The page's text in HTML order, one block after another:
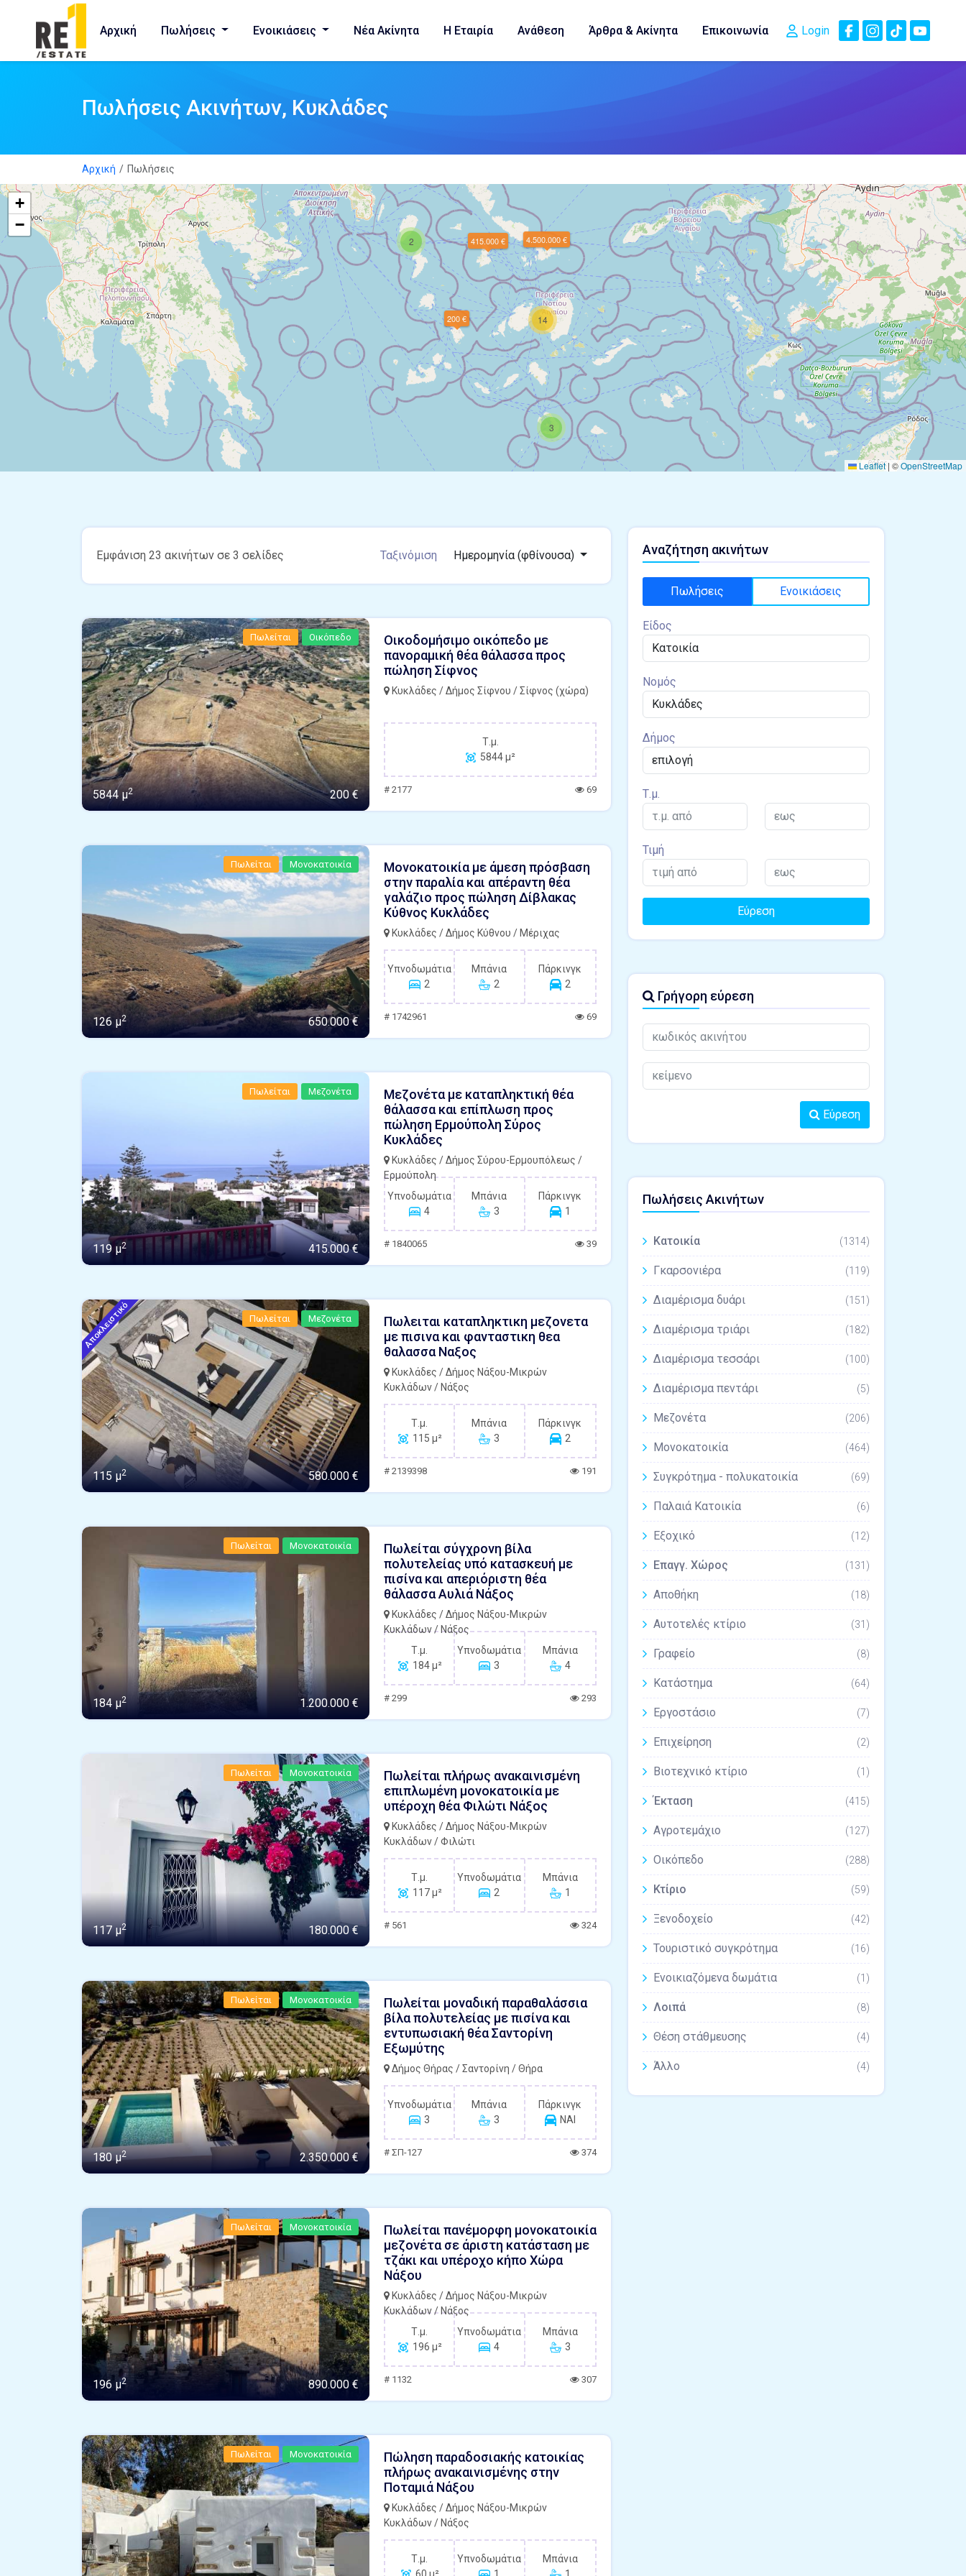
Αρχική Πωλήσεις Ενοικιάσεις Νέα Ακίνητα Η Εταιρία Ανάθεση Άρθρα & Ακίνητα Επικοινωνία Login
Πωλήσεις Ακινήτων, Κυκλάδες
Αρχική Πωλήσεις
3
2
14
4.500.000 €
415.000 €
200 €
+
−
Leaflet | ©OpenStreetMap
Εμφάνιση 23 ακινήτων σε 3 σελίδες Ταξινόμιση Ημερομηνία (φθίνουσα)
Πωλείται Οικόπεδο
5844 μ2 200 €
Οικοδομήσιμο οικόπεδο με
πανοραμική θέα θάλασσα προς
πώληση Σίφνος
Κυκλάδες / Δήμος Σίφνου / Σίφνος (χώρα)
Τ.μ.
5844 μ²
# 2177 69
Πωλείται Μονοκατοικία
126 μ2 650.000 €
Μονοκατοικία με άμεση πρόσβαση
στην παραλία και απέραντη θέα
γαλάζιο προς πώληση Δίβλακας
Κύθνος Κυκλάδες
Κυκλάδες / Δήμος Κύθνου / Μέριχας
Υπνοδωμάτια
2
Μπάνια
2
Πάρκινγκ
2
# 1742961 69
Πωλείται Μεζονέτα
119 μ2 415.000 €
Μεζονέτα με καταπληκτική θέα
θάλασσα και επίπλωση προς
πώληση Ερμούπολη Σύρος
Κυκλάδες
Κυκλάδες / Δήμος Σύρου-Ερμουπόλεως /
Ερμούπολη
Υπνοδωμάτια
4
Μπάνια
3
Πάρκινγκ
1
# 1840065 39
Πωλείται Μεζονέτα
115 μ2 580.000 €
Αποκλειστικό
Πωλειται καταπληκτικη μεζονετα
με πισινα και φανταστικη θεα
θαλασσα Ναξος
Κυκλάδες / Δήμος Νάξου-Μικρών
Κυκλάδων / Νάξος
Τ.μ.
115 μ²
Μπάνια
3
Πάρκινγκ
2
# 2139398 191
Πωλείται Μονοκατοικία
184 μ2 1.200.000 €
Πωλείται σύγχρονη βίλα
πολυτελείας υπό κατασκευή με
πισίνα και απεριόριστη θέα
θάλασσα Αυλιά Νάξος
Κυκλάδες / Δήμος Νάξου-Μικρών
Κυκλάδων / Νάξος
Τ.μ.
184 μ²
Υπνοδωμάτια
3
Μπάνια
4
# 299 293
Πωλείται Μονοκατοικία
117 μ2 180.000 €
Πωλείται πλήρως ανακαινισμένη
επιπλωμένη μονοκατοικία με
υπέροχη θέα Φιλώτι Νάξος
Κυκλάδες / Δήμος Νάξου-Μικρών
Κυκλάδων / Φιλώτι
Τ.μ.
117 μ²
Υπνοδωμάτια
2
Μπάνια
1
# 561 324
Πωλείται Μονοκατοικία
180 μ2 2.350.000 €
Πωλείται μοναδική παραθαλάσσια
βίλα πολυτελείας με πισίνα και
εντυπωσιακή θέα Σαντορίνη
Εξωμύτης
Δήμος Θήρας / Σαντορίνη / Θήρα
Υπνοδωμάτια
3
Μπάνια
3
Πάρκινγκ
ΝΑΙ
# ΣΠ-127 374
Πωλείται Μονοκατοικία
196 μ2 890.000 €
Πωλείται πανέμορφη μονοκατοικία
μεζονέτα σε άριστη κατάσταση με
τζάκι και υπέροχο κήπο Χώρα
Νάξου
Κυκλάδες / Δήμος Νάξου-Μικρών
Κυκλάδων / Νάξος
Τ.μ.
196 μ²
Υπνοδωμάτια
4
Μπάνια
3
# 1132 307
Πωλείται Μονοκατοικία
Πώληση παραδοσιακής κατοικίας
πλήρως ανακαινισμένης στην
Ποταμιά Νάξου
Κυκλάδες / Δήμος Νάξου-Μικρών
Κυκλάδων / Νάξος
Τ.μ.
Υπνοδωμάτια
Μπάνια
Αναζήτηση ακινήτων
Πωλήσεις Ενοικιάσεις
Είδος
Νομός
Δήμος
Τ.μ.
Τιμή
Εύρεση
Γρήγορη εύρεση
Εύρεση
Πωλήσεις Ακινήτων
Κατοικία (1314)
Γκαρσονιέρα (119)
Διαμέρισμα δυάρι (151)
Διαμέρισμα τριάρι (182)
Διαμέρισμα τεσσάρι (100)
Διαμέρισμα πεντάρι (5)
Μεζονέτα (206)
Μονοκατοικία (464)
Συγκρότημα - πολυκατοικία (69)
Παλαιά Κατοικία (6)
Εξοχικό (12)
Επαγγ. Χώρος (131)
Αποθήκη (18)
Αυτοτελές κτίριο (31)
Γραφείο (8)
Κατάστημα (64)
Εργοστάσιο (7)
Επιχείρηση (2)
Βιοτεχνικό κτίριο (1)
Έκταση (415)
Αγροτεμάχιο (127)
Οικόπεδο (288)
Κτίριο (59)
Ξενοδοχείο (42)
Τουριστικό συγκρότημα (16)
Ενοικιαζόμενα δωμάτια (1)
Λοιπά (8)
Θέση στάθμευσης (4)
Άλλο (4)